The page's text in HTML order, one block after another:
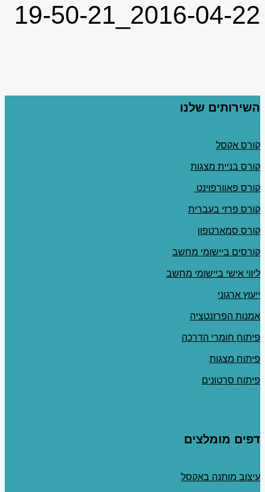
2016-04-22_19-50-21
השירותים שלנו
קורס אקסל
קורס בניית מצגות
קורס פאוורפוינט
קורס פרזי בעברית
קורס סמארטפון
קורסים ביישומי מחשב
ליווי אישי ביישומי מחשב
ייעוץ ארגוני
אמנות הפרזנטציה
פיתוח חומרי הדרכה
פיתוח מצגות
פיתוח סרטונים
דפים מומלצים
עיצוב מותנה באקסל